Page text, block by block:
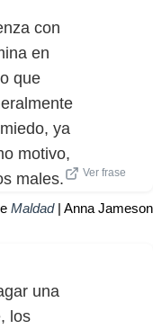
con
en
que
ya
motivo,
males.
Ver frase
Maldad| Anna Jameson
una
los